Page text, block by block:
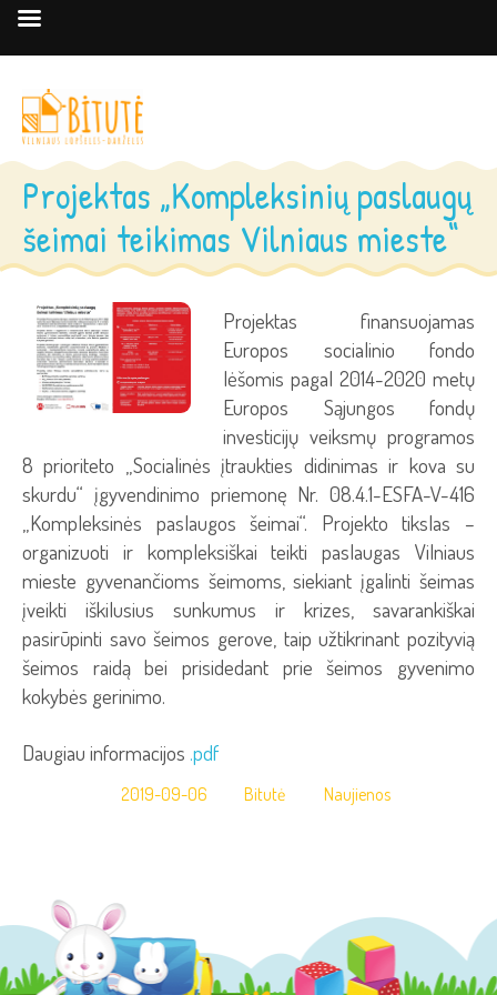
Projektas „Kompleksinių paslaugų
šeimai teikimas Vilniaus mieste“
Projektas finansuojamas
Europos socialinio fondo
lėšomis pagal 2014-2020 metų
Europos Sąjungos fondų
investicijų veiksmų programos
8 prioriteto „Socialinės įtraukties didinimas ir kova su
skurdu“ įgyvendinimo priemonę Nr. 08.4.1-ESFA-V-416
„Kompleksinės paslaugos šeimai“. Projekto tikslas –
organizuoti ir kompleksiškai teikti paslaugas Vilniaus
mieste gyvenančioms šeimoms, siekiant įgalinti šeimas
įveikti iškilusius sunkumus ir krizes, savarankiškai
pasirūpinti savo šeimos gerove, taip užtikrinant pozityvią
šeimos raidą bei prisidedant prie šeimos gyvenimo
kokybės gerinimo.
Daugiau informacijos .pdf
2019-09-06 Bitutė Naujienos